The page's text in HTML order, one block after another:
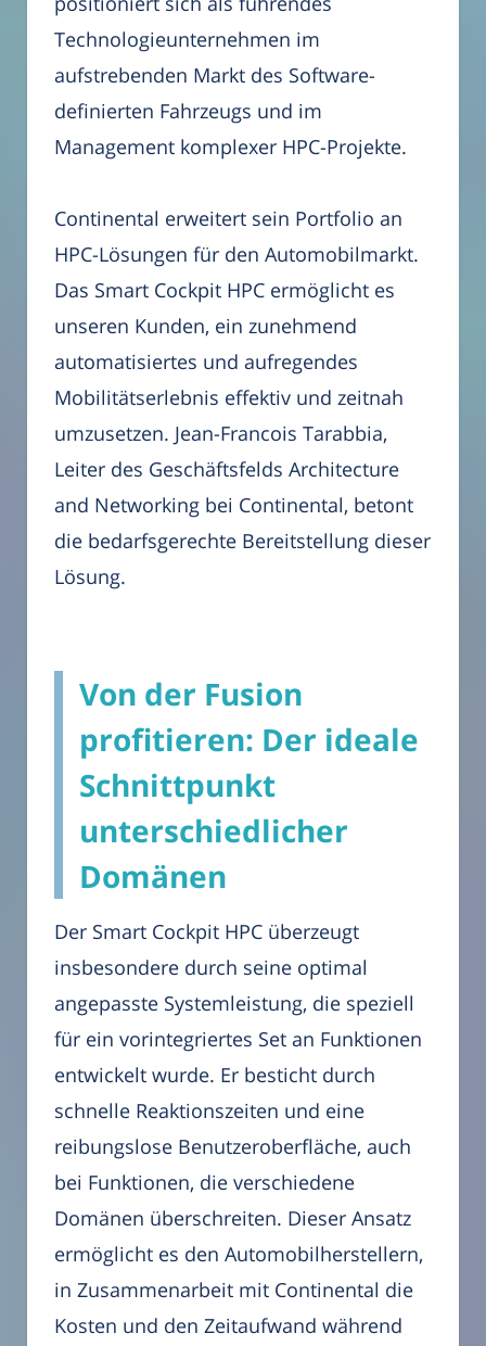
Technologieunternehmen im
aufstrebenden Markt des Software-
definierten Fahrzeugs und im
Management komplexer HPC-Projekte.
Continental erweitert sein Portfolio an
HPC-Lösungen für den Automobilmarkt.
Das Smart Cockpit HPC ermöglicht es
unseren Kunden, ein zunehmend
automatisiertes und aufregendes
Mobilitätserlebnis effektiv und zeitnah
umzusetzen. Jean-Francois Tarabbia,
Leiter des Geschäftsfelds Architecture
and Networking bei Continental, betont
die bedarfsgerechte Bereitstellung dieser
Lösung.
Von der Fusion
profitieren: Der ideale
Schnittpunkt
unterschiedlicher
Domänen
Der Smart Cockpit HPC überzeugt
insbesondere durch seine optimal
angepasste Systemleistung, die speziell
für ein vorintegriertes Set an Funktionen
entwickelt wurde. Er besticht durch
schnelle Reaktionszeiten und eine
reibungslose Benutzeroberfläche, auch
bei Funktionen, die verschiedene
Domänen überschreiten. Dieser Ansatz
ermöglicht es den Automobilherstellern,
in Zusammenarbeit mit Continental die
Kosten und den Zeitaufwand während